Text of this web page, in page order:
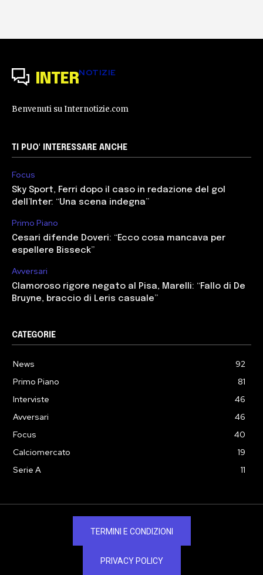
INTERNOTIZIE
Benvenuti su Internotizie.com
TI PUO' INTERESSARE ANCHE
Focus
Sky Sport, Ferri dopo il caso in redazione del gol
dell’Inter: “Una scena indegna”
Primo Piano
Cesari difende Doveri: “Ecco cosa mancava per
espellere Bisseck”
Avversari
Clamoroso rigore negato al Pisa, Marelli: “Fallo di De
Bruyne, braccio di Leris casuale”
CATEGORIE
News
92
Primo Piano
81
Interviste
46
Avversari
46
Focus
40
Calciomercato
19
Serie A
11
TERMINI E CONDIZIONI
PRIVACY POLICY